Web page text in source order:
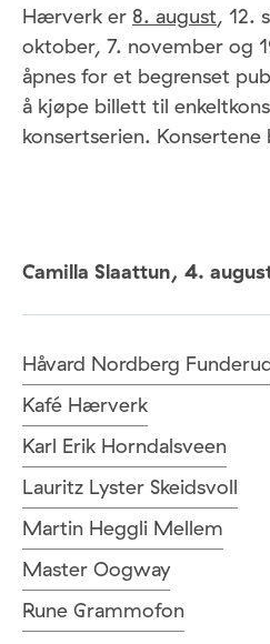
Hærverk er 8. august, 12.
oktober, 7. november og
åpnes for et begrenset
å kjøpe billett til
konsertserien.
Camilla Slaattun, 4.
Håvard Nordberg
Kafé Hærverk
Karl Erik Horndalsveen
Lauritz Lyster Skeidsvoll
Martin Heggli Mellem
Master Oogway
Rune Grammofon